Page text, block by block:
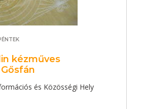
kézműves
és Közösségi Hely